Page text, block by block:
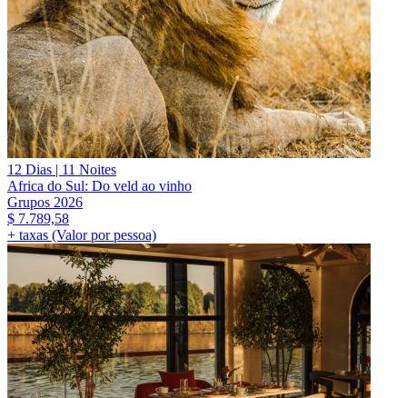
12 Dias | 11 Noites
Africa do Sul: Do veld ao vinho
Grupos 2026
$ 7.789,58
+ taxas (Valor por pessoa)